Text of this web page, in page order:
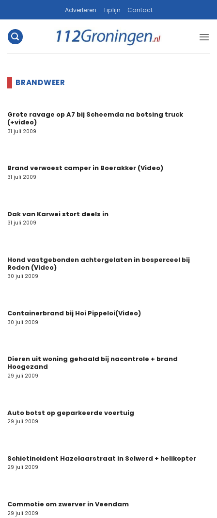
naar
inhoud
Adverteren Tiplijn Contact
Grote ravage op A7 bij Scheemda na botsing truck
(+video)
31 juli 2009
Brand verwoest camper in Boerakker (Video)
31 juli 2009
Dak van Karwei stort deels in
31 juli 2009
Hond vastgebonden achtergelaten in bosperceel bij
Roden (Video)
30 juli 2009
Containerbrand bij Hoi Pippeloi(Video)
30 juli 2009
Dieren uit woning gehaald bij nacontrole + brand
Hoogezand
29 juli 2009
Auto botst op geparkeerde voertuig
29 juli 2009
Schietincident Hazelaarstraat in Selwerd + helikopter
29 juli 2009
Commotie om zwerver in Veendam
29 juli 2009